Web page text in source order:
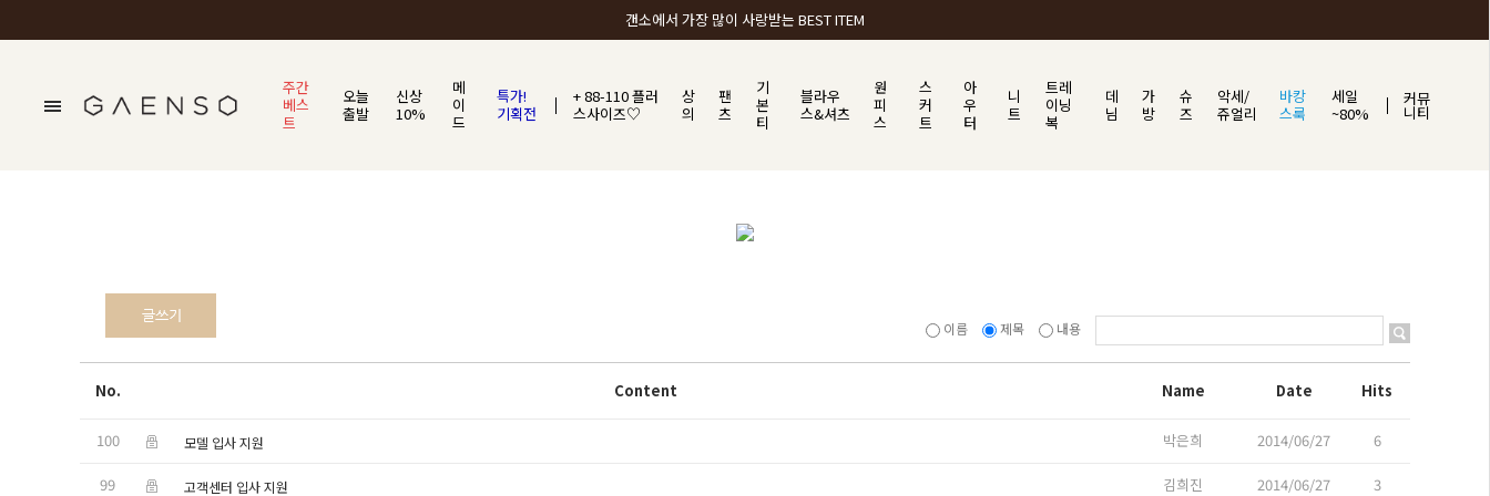
갠소에서 가장 많이 사랑받는 BEST ITEM
주간
베스
트
오늘
출발
신상
10%
메
이
드
특가!
기획전
+ 88-110 플러
스사이즈♡
상
의
팬
츠
기
본
티
블라우
스&셔츠
원
피
스
스
커
트
아
우
터
니
트
트레
이닝
복
데
님
가
방
슈
즈
악세/
쥬얼리
바캉
스룩
세일
~80%
커뮤
니티
이름 제목 내용
No. Content Name Date Hits
100 모델 입사 지원 박은희 2014/06/27 6
99 고객센터 입사 지원 김희진 2014/06/27 3